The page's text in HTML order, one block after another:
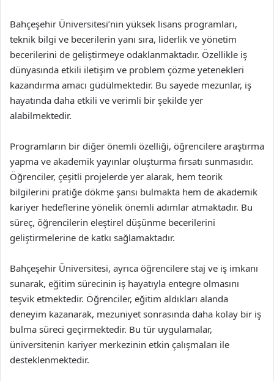
Bahçeşehir Üniversitesi’nin yüksek lisans programları,
teknik bilgi ve becerilerin yanı sıra, liderlik ve yönetim
becerilerini de geliştirmeye odaklanmaktadır. Özellikle iş
dünyasında etkili iletişim ve problem çözme yetenekleri
kazandırma amacı güdülmektedir. Bu sayede mezunlar, iş
hayatında daha etkili ve verimli bir şekilde yer
alabilmektedir.
Programların bir diğer önemli özelliği, öğrencilere araştırma
yapma ve akademik yayınlar oluşturma fırsatı sunmasıdır.
Öğrenciler, çeşitli projelerde yer alarak, hem teorik
bilgilerini pratiğe dökme şansı bulmakta hem de akademik
kariyer hedeflerine yönelik önemli adımlar atmaktadır. Bu
süreç, öğrencilerin eleştirel düşünme becerilerini
geliştirmelerine de katkı sağlamaktadır.
Bahçeşehir Üniversitesi, ayrıca öğrencilere staj ve iş imkanı
sunarak, eğitim sürecinin iş hayatıyla entegre olmasını
teşvik etmektedir. Öğrenciler, eğitim aldıkları alanda
deneyim kazanarak, mezuniyet sonrasında daha kolay bir iş
bulma süreci geçirmektedir. Bu tür uygulamalar,
üniversitenin kariyer merkezinin etkin çalışmaları ile
desteklenmektedir.